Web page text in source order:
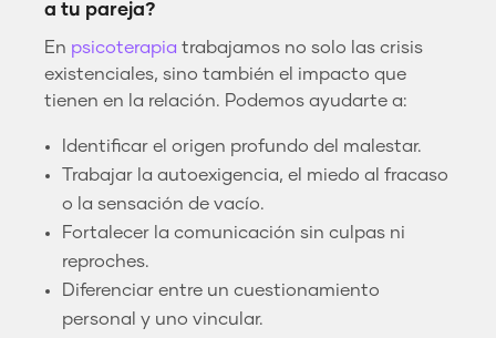
a tu pareja?
En psicoterapia trabajamos no solo las crisis
existenciales, sino también el impacto que
tienen en la relación. Podemos ayudarte a:
Identificar el origen profundo del malestar.
Trabajar la autoexigencia, el miedo al fracaso
o la sensación de vacío.
Fortalecer la comunicación sin culpas ni
reproches.
Diferenciar entre un cuestionamiento
personal y uno vincular.